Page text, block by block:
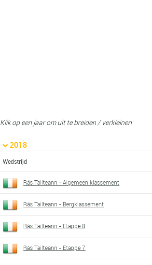
Klik op een jaar om uit te breiden / verkleinen
2018
Wedstrijd
Rás Tailteann - Algemeen klassement
Rás Tailteann - Bergklassement
Rás Tailteann - Etappe 8
Rás Tailteann - Etappe 7